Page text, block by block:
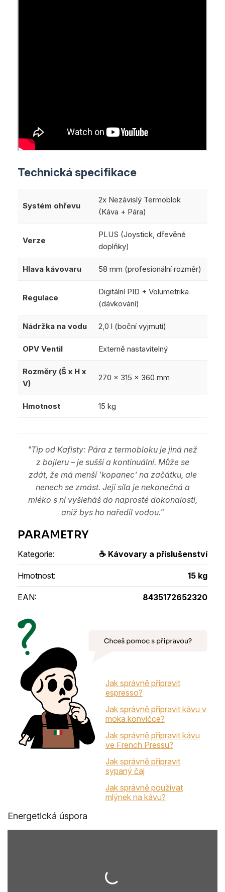
Technická specifikace
Systém ohřevu
2x Nezávislý Termoblok
(Káva + Pára)
Verze
PLUS (Joystick, dřevěné
doplňky)
Hlava kávovaru 58 mm (profesionální rozměr)
Regulace
Digitální PID + Volumetrika
(dávkování)
Nádržka na vodu 2,0 l (boční vyjmutí)
OPV Ventil Externě nastavitelný
Rozměry (Š x H x
V)
270 x 315 x 360 mm
Hmotnost 15 kg
"Tip od Kafisty: Pára z termobloku je jiná než
z bojleru – je sušší a kontinuální. Může se
zdát, že má menší 'kopanec' na začátku, ale
nenech se zmást. Její síla je nekonečná a
mléko s ní vyšleháš do naprosté dokonalosti,
aniž bys ho naředil vodou."
Kategorie: ☕ Kávovary a příslušenství
Hmotnost: 15 kg
EAN: 8435172652320
Jak správně připravit
espresso?
Jak správně připravit kávu v
moka konvičce?
Jak správně připravit kávu
ve French Pressu?
Jak správně připravit
sypaný čaj
Jak správně používat
mlýnek na kávu?
Energetická úspora